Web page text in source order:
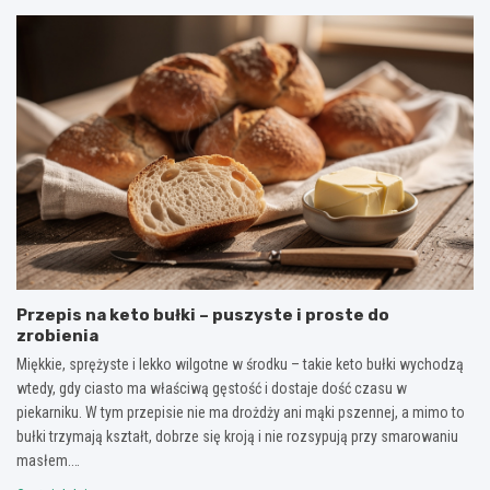
y
c
h
u
ą
ć
j
a
d
ł
o
s
p
i
s
t
w
a
ć
u
t
c
z
n
y
s
h
a
k
e
i
a
j
s
t
e
z
n
i
e
s
z
e
s
Przepis na keto bułki – puszyste i proste do
zrobienia
Miękkie, sprężyste i lekko wilgotne w środku – takie keto bułki wychodzą
wtedy, gdy ciasto ma właściwą gęstość i dostaje dość czasu w
piekarniku. W tym przepisie nie ma drożdży ani mąki pszennej, a mimo to
bułki trzymają kształt, dobrze się kroją i nie rozsypują przy smarowaniu
masłem.…